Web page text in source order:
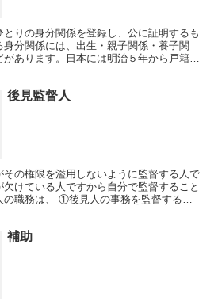
りの身分関係を登録し、公に証明するも
分関係には、出生・親子関係・養子関
あります。日本には明治５年から戸籍制
後見監督人
の権限を濫用しないように監督する人で
けている人ですから自分で監督すること
職務は、 ①後見人の事務を監督するこ
補助